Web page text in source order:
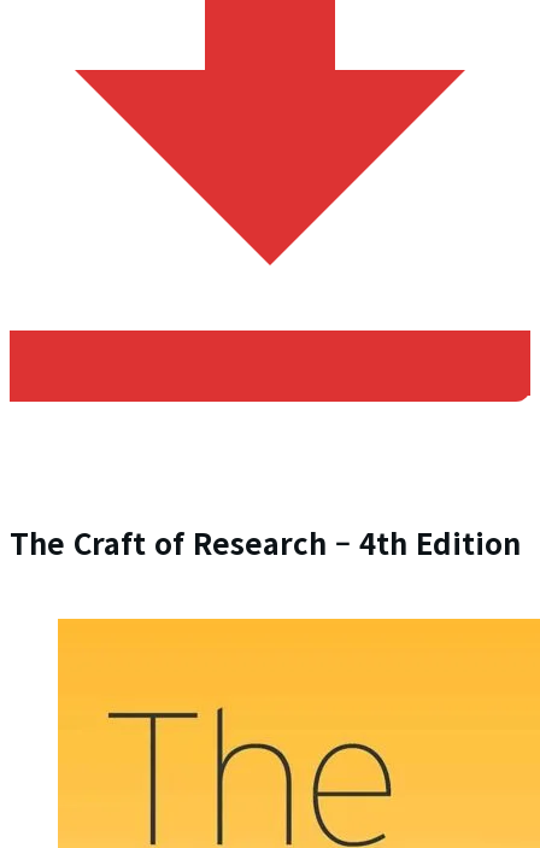
The Craft of Research – 4th Edition